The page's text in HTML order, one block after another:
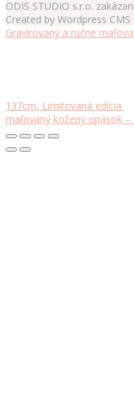
ODIS STUDIO s.r.o.
Created by Wordpress CMS
Gravírovaný a ručne
137cm, Limitovaná edícia
maľovaný kožený opasok